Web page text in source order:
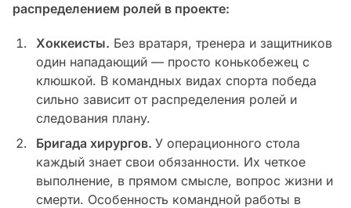
распределением ролей в проекте:
Хоккеисты. Без вратаря, тренера и защитников
один нападающий — просто конькобежец с
клюшкой. В командных видах спорта победа
сильно зависит от распределения ролей и
следования плану.
Бригада хирургов. У операционного стола
каждый знает свои обязанности. Их четкое
выполнение, в прямом смысле, вопрос жизни и
смерти. Особенность командной работы в